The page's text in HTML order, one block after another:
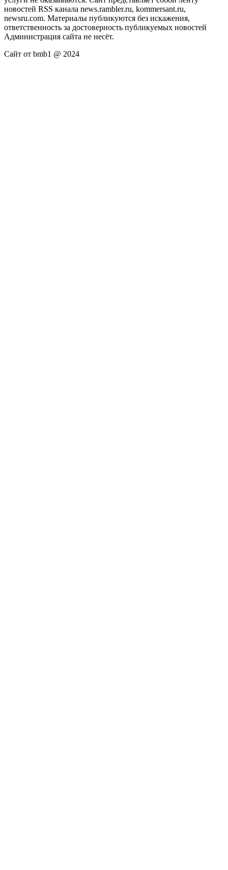
новостей RSS канала news.rambler.ru, kommersant.ru,
newsru.com. Материалы публикуются без искажения,
ответственность за достоверность публикуемых новостей
Администрация сайта не несёт.
Сайт от bmb1 @ 2024